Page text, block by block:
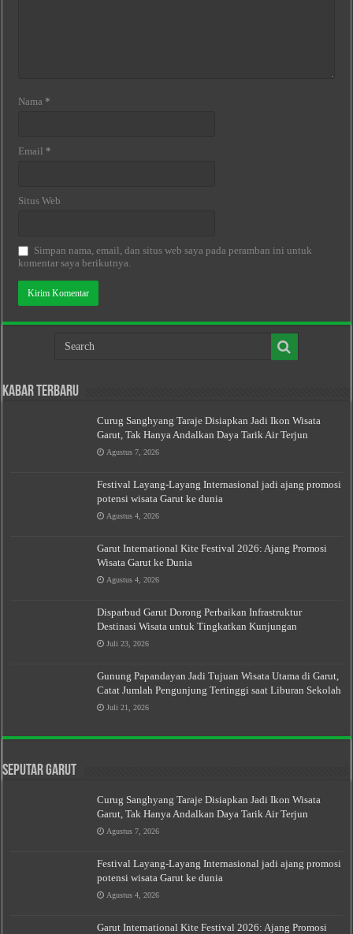
Nama *
Email *
Situs Web
Simpan nama, email, dan situs web saya pada peramban ini untuk
komentar saya berikutnya.
Kabar Terbaru
Curug Sanghyang Taraje Disiapkan Jadi Ikon Wisata
Garut, Tak Hanya Andalkan Daya Tarik Air Terjun
Agustus 7, 2026
Festival Layang-Layang Internasional jadi ajang promosi
potensi wisata Garut ke dunia
Agustus 4, 2026
Garut International Kite Festival 2026: Ajang Promosi
Wisata Garut ke Dunia
Agustus 4, 2026
Disparbud Garut Dorong Perbaikan Infrastruktur
Destinasi Wisata untuk Tingkatkan Kunjungan
Juli 23, 2026
Gunung Papandayan Jadi Tujuan Wisata Utama di Garut,
Catat Jumlah Pengunjung Tertinggi saat Liburan Sekolah
Juli 21, 2026
Seputar Garut
Curug Sanghyang Taraje Disiapkan Jadi Ikon Wisata
Garut, Tak Hanya Andalkan Daya Tarik Air Terjun
Agustus 7, 2026
Festival Layang-Layang Internasional jadi ajang promosi
potensi wisata Garut ke dunia
Agustus 4, 2026
Garut International Kite Festival 2026: Ajang Promosi